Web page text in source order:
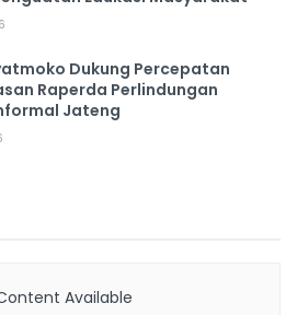
Dukung Percepatan
Raperda Perlindungan
Jateng
Available